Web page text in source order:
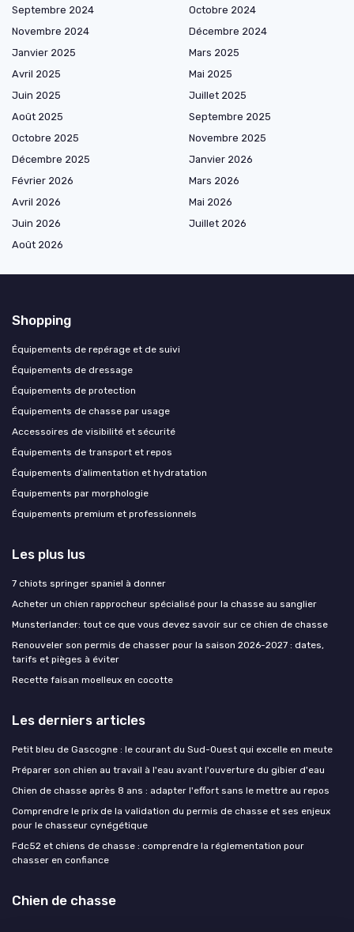
Septembre 2024
Octobre 2024
Novembre 2024
Décembre 2024
Janvier 2025
Mars 2025
Avril 2025
Mai 2025
Juin 2025
Juillet 2025
Août 2025
Septembre 2025
Octobre 2025
Novembre 2025
Décembre 2025
Janvier 2026
Février 2026
Mars 2026
Avril 2026
Mai 2026
Juin 2026
Juillet 2026
Août 2026
Shopping
Équipements de repérage et de suivi
Équipements de dressage
Équipements de protection
Équipements de chasse par usage
Accessoires de visibilité et sécurité
Équipements de transport et repos
Équipements d’alimentation et hydratation
Équipements par morphologie
Équipements premium et professionnels
Les plus lus
7 chiots springer spaniel à donner
Acheter un chien rapprocheur spécialisé pour la chasse au sanglier
Munsterlander: tout ce que vous devez savoir sur ce chien de chasse
Renouveler son permis de chasser pour la saison 2026-2027 : dates,
tarifs et pièges à éviter
Recette faisan moelleux en cocotte
Les derniers articles
Petit bleu de Gascogne : le courant du Sud-Ouest qui excelle en meute
Préparer son chien au travail à l'eau avant l'ouverture du gibier d'eau
Chien de chasse après 8 ans : adapter l'effort sans le mettre au repos
Comprendre le prix de la validation du permis de chasse et ses enjeux
pour le chasseur cynégétique
Fdc52 et chiens de chasse : comprendre la réglementation pour
chasser en confiance
Chien de chasse